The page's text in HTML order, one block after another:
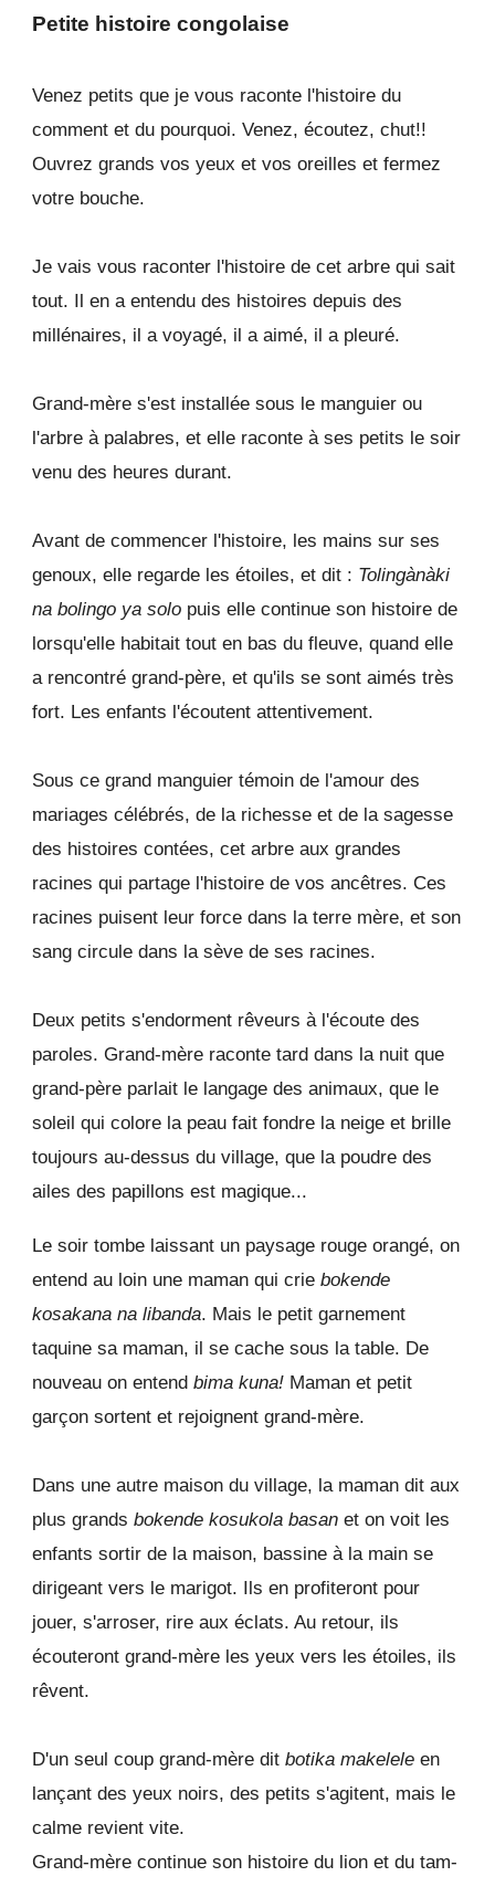
Petite histoire congolaise
Venez petits que je vous raconte l'histoire du
comment et du pourquoi. Venez, écoutez, chut!!
Ouvrez grands vos yeux et vos oreilles et fermez
votre bouche.
Je vais vous raconter l'histoire de cet arbre qui sait
tout. Il en a entendu des histoires depuis des
millénaires, il a voyagé, il a aimé, il a pleuré.
Grand-mère s'est installée sous le manguier ou
l'arbre à palabres, et elle raconte à ses petits le soir
venu des heures durant.
Avant de commencer l'histoire, les mains sur ses
genoux, elle regarde les étoiles, et dit : Tolingànàki
na bolingo ya solo puis elle continue son histoire de
lorsqu'elle habitait tout en bas du fleuve, quand elle
a rencontré grand-père, et qu'ils se sont aimés très
fort. Les enfants l'écoutent attentivement.
Sous ce grand manguier témoin de l'amour des
mariages célébrés, de la richesse et de la sagesse
des histoires contées, cet arbre aux grandes
racines qui partage l'histoire de vos ancêtres. Ces
racines puisent leur force dans la terre mère, et son
sang circule dans la sève de ses racines.
Deux petits s'endorment rêveurs à l'écoute des
paroles. Grand-mère raconte tard dans la nuit que
grand-père parlait le langage des animaux, que le
soleil qui colore la peau fait fondre la neige et brille
toujours au-dessus du village, que la poudre des
ailes des papillons est magique...
Le soir tombe laissant un paysage rouge orangé, on
entend au loin une maman qui criebokende
kosakana na libanda. Mais le petit garnement
taquine sa maman, il se cache sous la table. De
nouveau on entendbima kuna! Maman et petit
garçon sortent et rejoignent grand-mère.
Dans une autre maison du village, la maman dit aux
plus grandsbokende kosukola basan et on voit les
enfants sortir de la maison, bassine à la main se
dirigeant vers le marigot. Ils en profiteront pour
jouer, s'arroser, rire aux éclats. Au retour, ils
écouteront grand-mère les yeux vers les étoiles, ils
rêvent.
D'un seul coup grand-mère ditbotika makelele en
lançant des yeux noirs, des petits s'agitent, mais le
calme revient vite.
Grand-mère continue son histoire du lion et du tam-